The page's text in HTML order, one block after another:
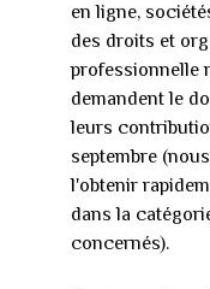
en ligne,
des droits et
professionnelle
demandent le
leurs
septembre
l'obtenir
dans la
concernés).